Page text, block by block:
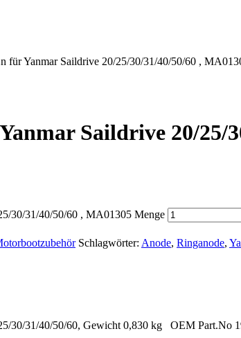
für Yanmar Saildrive 20/25/30/31/40/50/60 ,
Saildrive 20/25/
30/31/40/50/60 , MA01305 Menge
Schlagwörter: Anode, Ringanode,
30/31/40/50/60, Gewicht 0,830 kg OEM Part.No